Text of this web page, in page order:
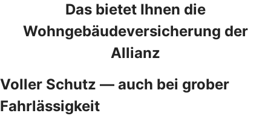
Das bietet Ihnen die
Wohngebäudeversicherung der
Allianz
Voller Schutz — auch bei grober
Fahrlässigkeit